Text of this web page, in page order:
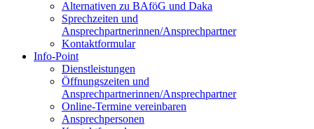
Alternativen zu BAföG und Daka
Sprechzeiten und
Ansprechpartnerinnen/Ansprechpartner
Kontaktformular
Info-Point
Dienstleistungen
Öffnungszeiten und
Ansprechpartnerinnen/Ansprechpartner
Online-Termine vereinbaren
Ansprechpersonen